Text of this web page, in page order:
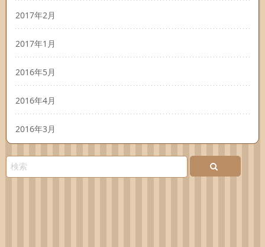
2017年2月
2017年1月
2016年5月
2016年4月
2016年3月